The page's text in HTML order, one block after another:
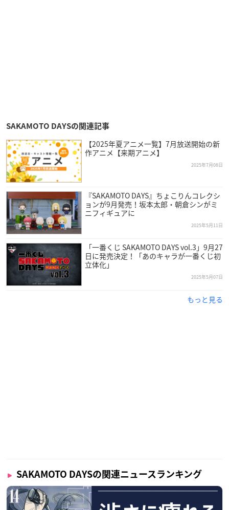
SAKAMOTO DAYSの関連記事
【2025年夏アニメ一覧】7月放送開始の新
作アニメ【来期アニメ】
2025年7月08日
『SAKAMOTO DAYS』ちょこりんコレクシ
ョンが9月発売！坂本太郎・朝倉シンがミ
ニフィギュアに
2025年5月11日
「一番くじ SAKAMOTO DAYS vol.3」9月27
日に発売決定！「あのキャラが一番くじ初
立体化」
2025年5月07日
もっと見る
SAKAMOTO DAYSの関連ニュースランキング